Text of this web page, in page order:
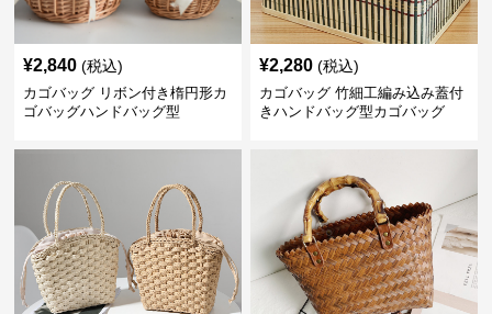
¥2,840 (税込)
カゴバッグ リボン付き楕円形カ
ゴバッグハンドバッグ型
¥2,280 (税込)
カゴバッグ 竹細工編み込み蓋付
きハンドバッグ型カゴバッグ